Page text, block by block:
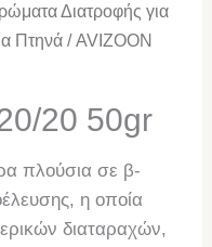
Διατροφής για
Πτηνά / AVIZOON
20 50gr
πλούσια σε β-
η οποία
διαταραχών,